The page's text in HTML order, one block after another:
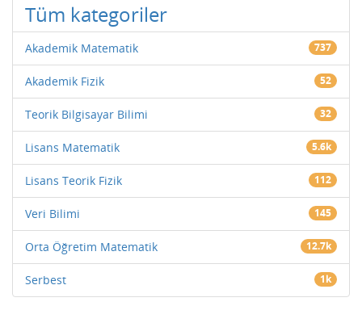
Tüm kategoriler
Akademik Matematik 737
Akademik Fizik 52
Teorik Bilgisayar Bilimi 32
Lisans Matematik 5.6k
Lisans Teorik Fizik 112
Veri Bilimi 145
Orta Öğretim Matematik 12.7k
Serbest 1k